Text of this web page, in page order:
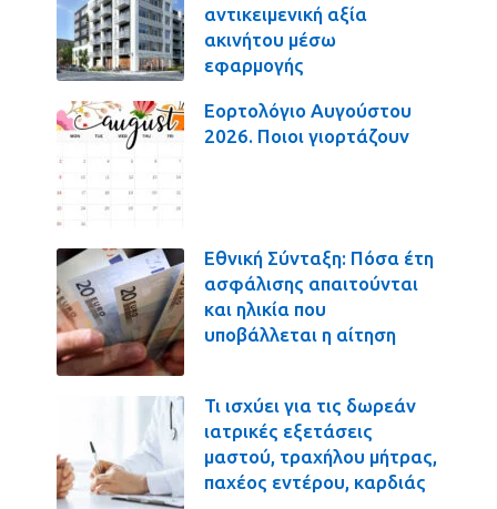
αντικειμενική αξία
ακινήτου μέσω
εφαρμογής
Εορτολόγιο Αυγούστου
2026. Ποιοι γιορτάζουν
Εθνική Σύνταξη: Πόσα έτη
ασφάλισης απαιτούνται
και ηλικία που
υποβάλλεται η αίτηση
Τι ισχύει για τις δωρεάν
ιατρικές εξετάσεις
μαστού, τραχήλου μήτρας,
παχέος εντέρου, καρδιάς